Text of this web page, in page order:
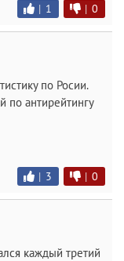
| 1 | 0
по Росии.
по антирейтингу
| 3 | 0
каждый третий